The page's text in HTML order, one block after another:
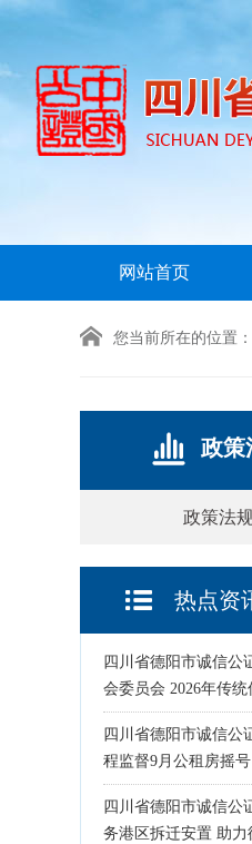
网站首页
您当前所在的位置：
政策
政策法
热点资
四川省德阳市诚信公
会委员会 2026年传统
四川省德阳市诚信公
程监督9月公租房摇号
四川省德阳市诚信公
务港区拆迁安置 助力